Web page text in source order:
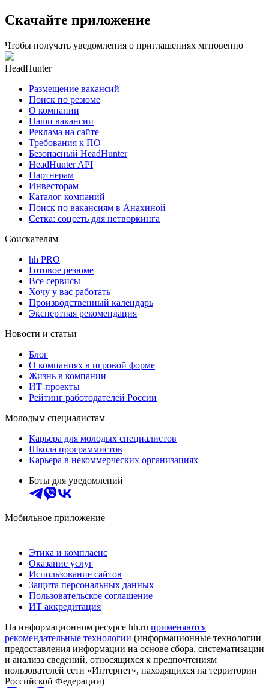
Скачайте приложение
Чтобы получать уведомления о приглашениях мгновенно
HeadHunter
Размещение вакансий
Поиск по резюме
О компании
Наши вакансии
Реклама на сайте
Требования к ПО
Безопасный HeadHunter
HeadHunter API
Партнерам
Инвесторам
Каталог компаний
Поиск по вакансиям в Анахиной
Сетка: соцсеть для нетворкинга
Соискателям
hh PRO
Готовое резюме
Все сервисы
Хочу у вас работать
Производственный календарь
Экспертная рекомендация
Новости и статьи
Блог
О компаниях в игровой форме
Жизнь в компании
ИТ-проекты
Рейтинг работодателей России
Молодым специалистам
Карьера для молодых специалистов
Школа программистов
Карьера в некоммерческих организациях
Боты для уведомлений
Мобильное приложение
Этика и комплаенс
Оказание услуг
Использование сайтов
Защита персональных данных
Пользовательское соглашение
ИТ аккредитация
На информационном ресурсе hh.ru применяются
рекомендательные технологии (информационные технологии
предоставления информации на основе сбора, систематизации
и анализа сведений, относящихся к предпочтениям
пользователей сети «Интернет», находящихся на территории
Российской Федерации)